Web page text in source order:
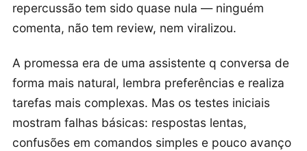
repercussão tem sido quase nula — ninguém
comenta, não tem review, nem viralizou.
A promessa era de uma assistente q conversa de
forma mais natural, lembra preferências e realiza
tarefas mais complexas. Mas os testes iniciais
mostram falhas básicas: respostas lentas,
confusões em comandos simples e pouco avanço